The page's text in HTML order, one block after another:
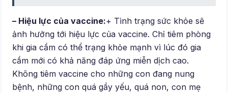
– Hiệu lực của vaccine:+ Tình trạng sức khỏe sẽ
ảnh hưởng tới hiệu lực của vaccine. Chỉ tiêm phòng
khi gia cầm có thể trạng khỏe mạnh vì lúc đó gia
cầm mới có khả năng đáp ứng miễn dịch cao.
Không tiêm vaccine cho những con đang nung
bệnh, những con quá gầy yếu, quá non, con mẹ